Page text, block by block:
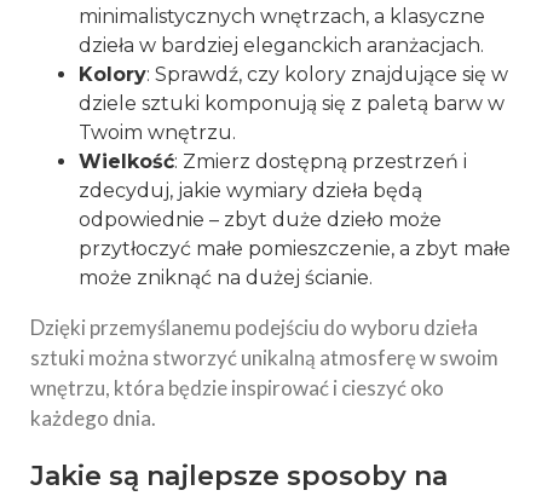
minimalistycznych wnętrzach, a klasyczne
dzieła w bardziej eleganckich aranżacjach.
Kolory: Sprawdź, czy kolory znajdujące się w
dziele sztuki komponują się z paletą barw w
Twoim wnętrzu.
Wielkość: Zmierz dostępną przestrzeń i
zdecyduj, jakie wymiary dzieła będą
odpowiednie – zbyt duże dzieło może
przytłoczyć małe pomieszczenie, a zbyt małe
może zniknąć na dużej ścianie.
Dzięki przemyślanemu podejściu do wyboru dzieła
sztuki można stworzyć unikalną atmosferę w swoim
wnętrzu, która będzie inspirować i cieszyć oko
każdego dnia.
Jakie są najlepsze sposoby na